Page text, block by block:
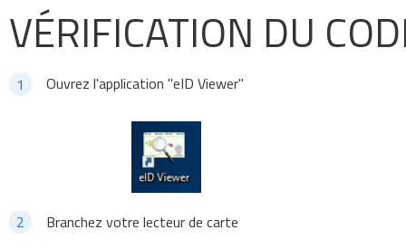
VÉRIFICATION DU
Ouvrez l'application "eID Viewer"
Branchez votre lecteur de carte